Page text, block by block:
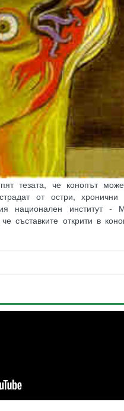
тезата, че конопът
от остри, хронични
национален институт -
съставките открити в